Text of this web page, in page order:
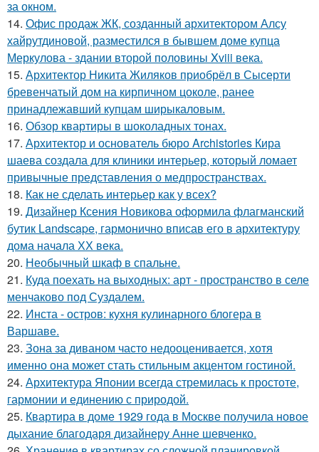
за окном.
14. Офис продаж ЖК, созданный архитектором Алсу
хайрутдиновой, разместился в бывшем доме купца
Меркулова - здании второй половины Xviii века.
15. Архитектор Никита Жиляков приобрёл в Сысерти
бревенчатый дом на кирпичном цоколе, ранее
принадлежавший купцам ширыкаловым.
16. Обзор квартиры в шоколадных тонах.
17. Архитектор и основатель бюро Archistories Кира
шаева создала для клиники интерьер, который ломает
привычные представления о медпространствах.
18. Как не сделать интерьер как у всех?
19. Дизайнер Ксения Новикова оформила флагманский
бутик Landscape, гармонично вписав его в архитектуру
дома начала ХХ века.
20. Необычный шкаф в спальне.
21. Куда поехать на выходных: арт - пространство в селе
менчаково под Суздалем.
22. Инста - остров: кухня кулинарного блогера в
Варшаве.
23. Зона за диваном часто недооценивается, хотя
именно она может стать стильным акцентом гостиной.
24. Архитектура Японии всегда стремилась к простоте,
гармонии и единению с природой.
25. Квартира в доме 1929 года в Москве получила новое
дыхание благодаря дизайнеру Анне шевченко.